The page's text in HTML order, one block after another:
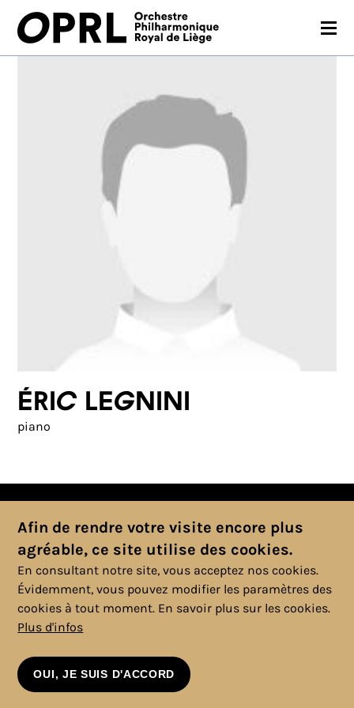
JEUNES PUBLICS
NOUS SOUTENIR
Éric Legnini
piano
© 2025 Copyright, Tous droits réservés. |Politique cookies|Vie
privée|Mentions légales|Conditions générales
Afin de rendre votre visite encore plus
agréable, ce site utilise des cookies.
En consultant notre site, vous acceptez nos cookies.
Évidemment, vous pouvez modifier les paramètres des
cookies à tout moment. En savoir plus sur les cookies.
Plus d'infos
OUI, JE SUIS D'ACCORD